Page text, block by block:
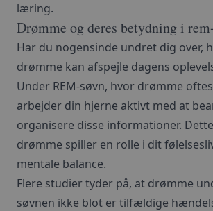
læring.
Drømme og deres betydning i
Har du nogensinde undret dig over,
drømme kan afspejle dagens
Under REM-søvn, hvor drømme
arbejder din hjerne aktivt med at
organisere disse informationer.
drømme spiller en rolle i dit
mentale balance.
Flere studier tyder på, at drømme
søvnen ikke blot er tilfældige